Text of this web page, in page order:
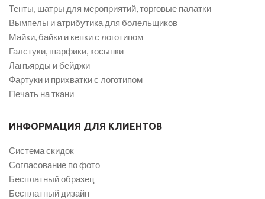
Тенты, шатры для мероприятий, торговые палатки
Вымпелы и атрибутика для болельщиков
Майки, байки и кепки с логотипом
Галстуки, шарфики, косынки
Ланъярды и бейджи
Фартуки и прихватки с логотипом
Печать на ткани
ИНФОРМАЦИЯ ДЛЯ КЛИЕНТОВ
Система скидок
Согласование по фото
Бесплатный образец
Бесплатный дизайн